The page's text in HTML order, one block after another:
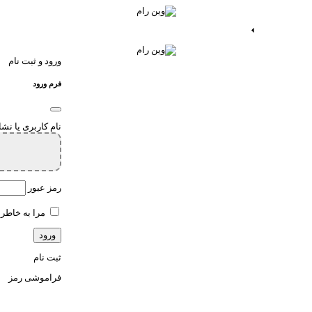
ورود و ثبت نام
فرم ورود
نام کاربری یا
رمز عبور
مرا به
ثبت نام
فراموشی رمز